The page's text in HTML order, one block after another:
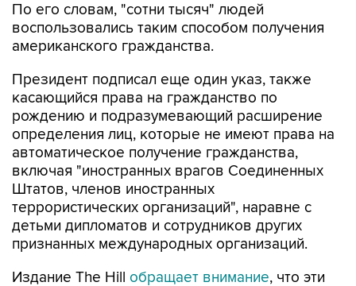
По его словам, "сотни тысяч" людей
воспользовались таким способом получения
американского гражданства.
Президент подписал еще один указ, также
касающийся права на гражданство по
рождению и подразумевающий расширение
определения лиц, которые не имеют права на
автоматическое получение гражданства,
включая "иностранных врагов Соединенных
Штатов, членов иностранных
террористических организаций", наравне с
детьми дипломатов и сотрудников других
признанных международных организаций.
Издание The Hill обращает внимание, что эти